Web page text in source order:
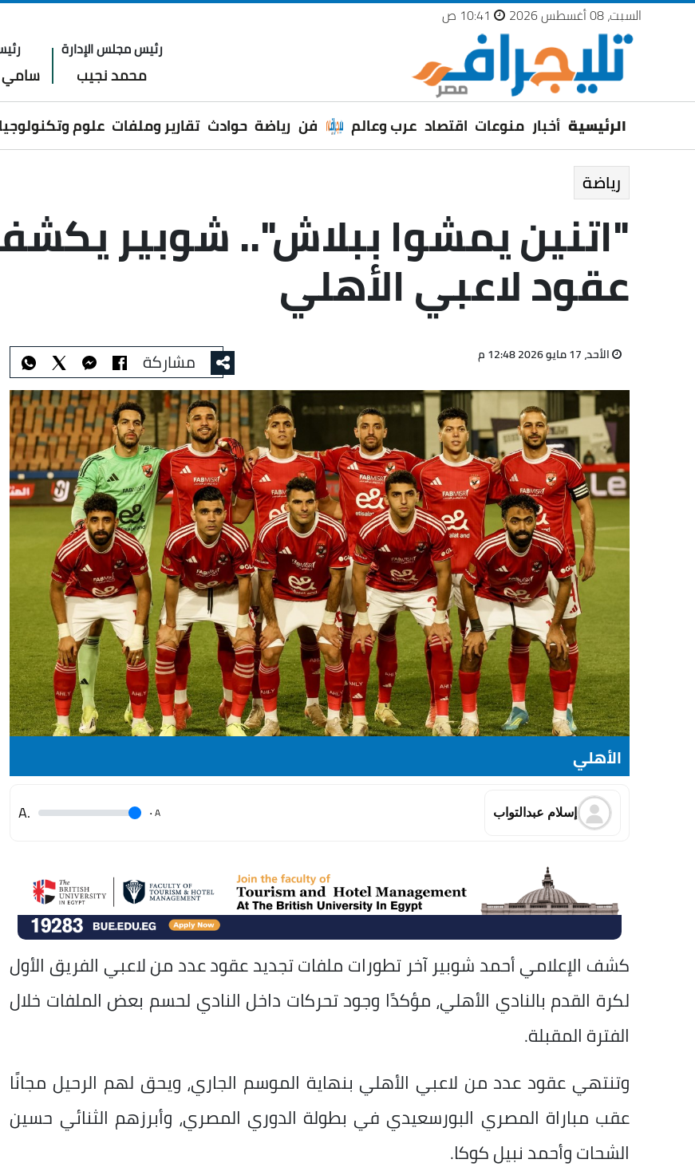
السبت، 08 أغسطس 2026
رئيس مجلس الإدارة
محمد نجيب
سامي
الرئيسية أخبار منوعات اقتصاد عرب وعالم فن رياضة حوادث تقارير وملفات علوم وتكنولوجيا
رياضة
"اتنين يمشوا ببلاش".. شوبير
عقود لاعبي الأهلي
الأحد، 17 مايو 2026 12:48 م مشاركة
الأهلي
إسلام عبدالتواب A
.
.A
كشف الإعلامي أحمد شوبير آخر تطورات ملفات تجديد عقود عدد من لاعبي الفريق الأول
لكرة القدم بالنادي الأهلي، مؤكدًا وجود تحركات داخل النادي لحسم بعض الملفات خلال
الفترة المقبلة.
وتنتهي عقود عدد من لاعبي الأهلي بنهاية الموسم الجاري، ويحق لهم الرحيل مجانًا
عقب مباراة المصري البورسعيدي في بطولة الدوري المصري، وأبرزهم الثنائي حسين
الشحات وأحمد نبيل كوكا.